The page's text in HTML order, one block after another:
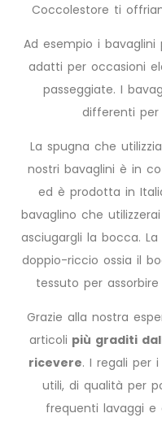
Coccolestore ti
Ad esempio i
adatti per occasioni
passeggiate. I
differenti per
La spugna che
nostri bavaglini è in
ed è prodotta in
bavaglino che
asciugargli la bocca.
doppio-riccio ossia il
tessuto per
Grazie alla nostra
articoli più graditi
ricevere. I regali per
utili, di qualità per
frequenti lavaggi